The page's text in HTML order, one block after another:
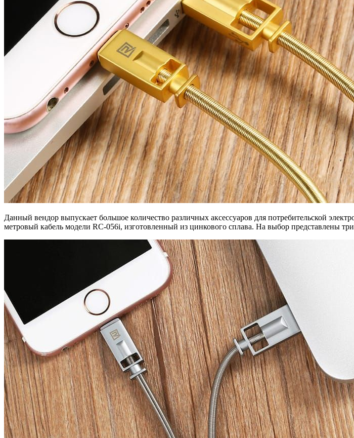
Данный вендор выпускает большое количество различных аксессуаров для потребительской
метровый кабель модели RC-056i, изготовленный из цинкового сплава. На выбор представлены